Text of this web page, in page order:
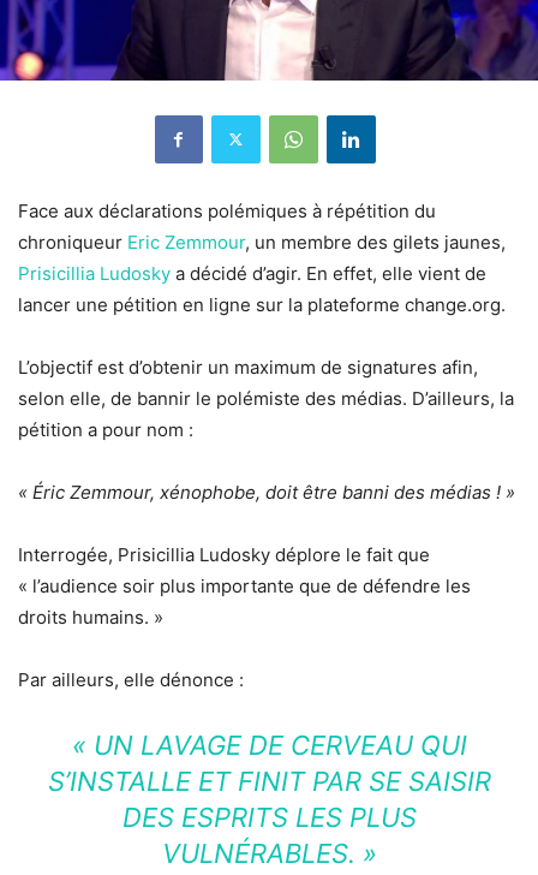
Face aux déclarations polémiques à répétition du
chroniqueur Eric Zemmour, un membre des gilets jaunes,
Prisicillia Ludosky a décidé d’agir. En effet, elle vient de
lancer une pétition en ligne sur la plateforme change.org.
L’objectif est d’obtenir un maximum de signatures afin,
selon elle, de bannir le polémiste des médias. D’ailleurs, la
pétition a pour nom :
« Éric Zemmour, xénophobe, doit être banni des médias ! »
Interrogée, Prisicillia Ludosky déplore le fait que
« l’audience soir plus importante que de défendre les
droits humains. »
Par ailleurs, elle dénonce :
« UN LAVAGE DE CERVEAU QUI
S’INSTALLE ET FINIT PAR SE SAISIR
DES ESPRITS LES PLUS
VULNÉRABLES. »